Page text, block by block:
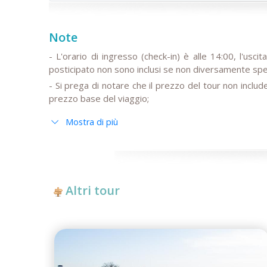
Note
- L'orario di ingresso (check-in) è alle 14:00,
posticipato non sono inclusi se non diversamente
- Si prega di notare che il prezzo del tour non
prezzo base del viaggio;
- Tutte le modifiche all'itinerario di base, così
- Dopo la data di pubblicazione, qualsiasi
lavori di riparazione o ricostruzione su tratti
Mostra di più
Altri tour